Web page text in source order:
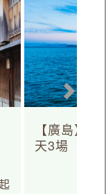
【廣島】
天3場